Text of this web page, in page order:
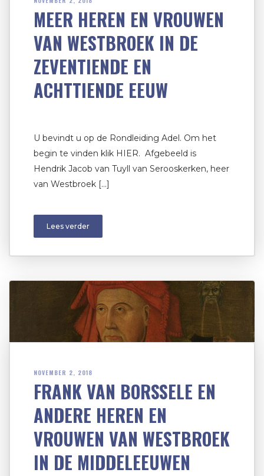
MEER HEREN EN VROUWEN
VAN WESTBROEK IN DE
ZEVENTIENDE EN
ACHTTIENDE EEUW
U bevindt u op de Rondleiding Adel. Om het
begin te vinden klik HIER. Afgebeeld is
Hendrik Jacob van Tuyll van Serooskerken, heer
van Westbroek […]
Lees verder
NOVEMBER 2, 2018
FRANK VAN BORSSELE EN
ANDERE HEREN EN
VROUWEN VAN WESTBROEK
IN DE MIDDELEEUWEN